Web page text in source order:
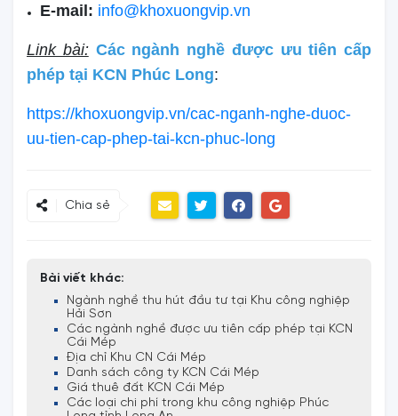
E-mail: info@khoxuongvip.vn
Link bài: Các ngành nghề được ưu tiên cấp
phép tại KCN Phúc Long:
https://khoxuongvip.vn/cac-nganh-nghe-duoc-
uu-tien-cap-phep-tai-kcn-phuc-long
Chia sẻ
Bài viết khác:
Ngành nghề thu hút đầu tư tại Khu công nghiệp
Hải Sơn
Các ngành nghề được ưu tiên cấp phép tại KCN
Cái Mép
Địa chỉ Khu CN Cái Mép
Danh sách công ty KCN Cái Mép
Giá thuê đất KCN Cái Mép
Các loại chi phí trong khu công nghiệp Phúc